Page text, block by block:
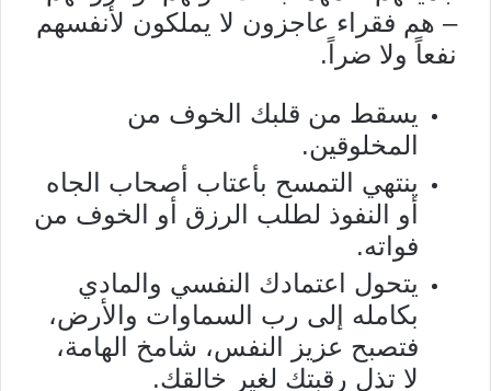
– هم فقراء عاجزون لا يملكون لأنفسهم
نفعاً ولا ضراً.
يسقط من قلبك الخوف من
المخلوقين.
ينتهي التمسح بأعتاب أصحاب الجاه
أو النفوذ لطلب الرزق أو الخوف من
فواته.
يتحول اعتمادك النفسي والمادي
بكامله إلى رب السماوات والأرض،
فتصبح عزيز النفس، شامخ الهامة،
لا تذل رقبتك لغير خالقك.